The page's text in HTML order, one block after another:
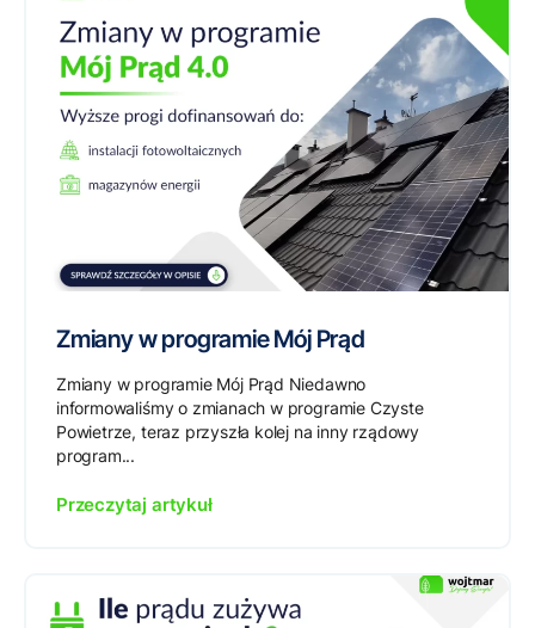
Zmiany w programie Mój Prąd
Zmiany w programie Mój Prąd Niedawno
informowaliśmy o zmianach w programie Czyste
Powietrze, teraz przyszła kolej na inny rządowy
program...
Przeczytaj artykuł